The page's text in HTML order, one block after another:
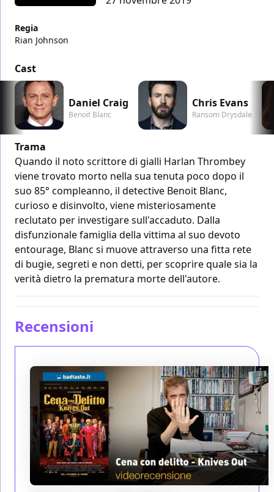
Regia
Rian Johnson
Cast
Daniel Craig
Benoit Blanc
Chris Evans
Ransom Drysdale
Trama
Quando il noto scrittore di gialli Harlan Thrombey
viene trovato morto nella sua tenuta poco dopo il
suo 85° compleanno, il detective Benoit Blanc,
curioso e disinvolto, viene misteriosamente
reclutato per investigare sull'accaduto. Dalla
disfunzionale famiglia della vittima al suo devoto
entourage, Blanc si muove attraverso una fitta rete
di bugie, segreti e non detti, per scoprire quale sia la
verità dietro la prematura morte dell'autore.
Recensioni